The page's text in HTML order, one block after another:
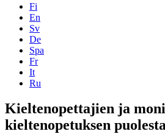
Fi
En
Sv
De
Spa
Fr
It
Ru
Kieltenopettajien ja
kieltenopetuksen